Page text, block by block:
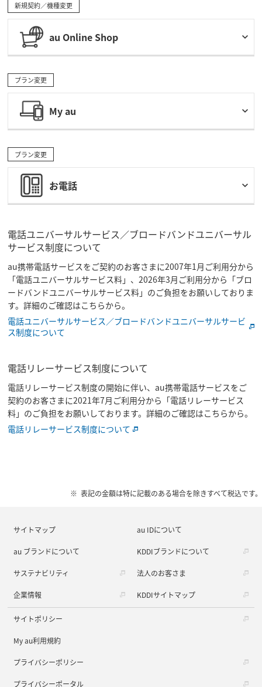
新規契約／機種変更
au Online Shop
プラン変更
My au
プラン変更
お電話
電話ユニバーサルサービス／ブロードバンドユニバーサル
サービス制度について
au携帯電話サービスをご契約のお客さまに2007年1月ご利用分から
「電話ユニバーサルサービス料」、2026年3月ご利用分から「ブロ
ードバンドユニバーサルサービス料」のご負担をお願いしておりま
す。詳細のご確認はこちらから。
電話ユニバーサルサービス／ブロードバンドユニバーサルサービ
ス制度について
電話リレーサービス制度について
電話リレーサービス制度の開始に伴い、au携帯電話サービスをご
契約のお客さまに2021年7月ご利用分から「電話リレーサービス
料」のご負担をお願いしております。詳細のご確認はこちらから。
電話リレーサービス制度について
表記の金額は特に記載のある場合を除きすべて税込です。
サイトマップ au IDについて
au ブランドについて KDDIブランドについて
サステナビリティ 法人のお客さま
企業情報 KDDIサイトマップ
サイトポリシー
My au利用規約
プライバシーポリシー
プライバシーポータル